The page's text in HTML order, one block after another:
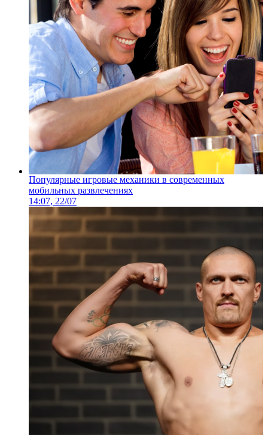
Популярные игровые механики в современных
мобильных развлечениях
14:07, 22/07